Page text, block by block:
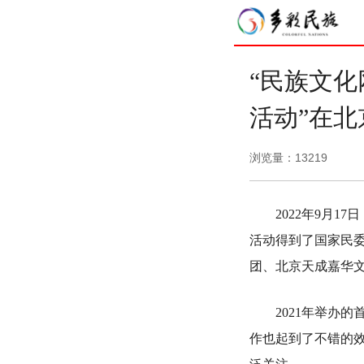
“民族文
活动”在
浏览量： 13219
2022年9月17日
活动得到了国家民
团、北京天成嘉华
2021年举办的首
作也起到了不错的